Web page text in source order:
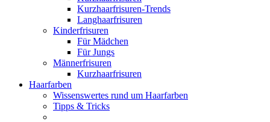
Kurzhaarfrisuren-Trends
Langhaarfrisuren
Kinderfrisuren
Für Mädchen
Für Jungs
Männerfrisuren
Kurzhaarfrisuren
Haarfarben
Wissenswertes rund um Haarfarben
Tipps & Tricks